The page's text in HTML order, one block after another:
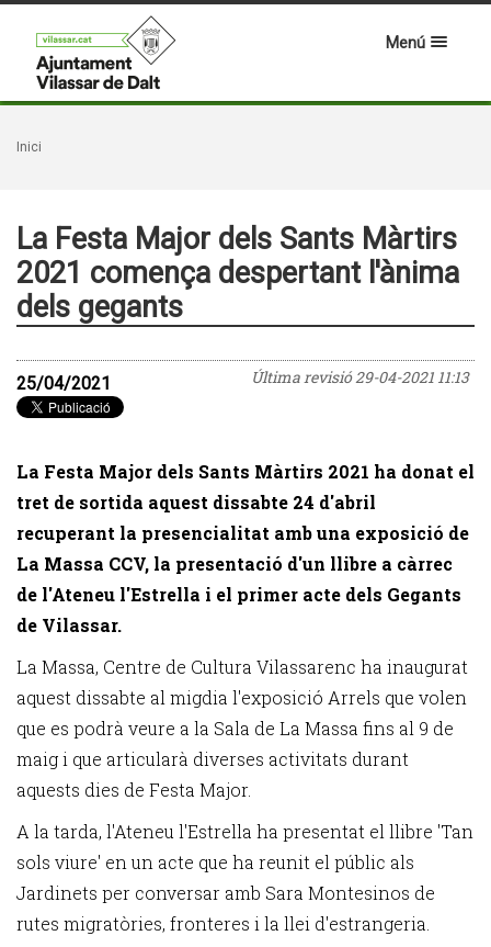
Menú
Inici
La Festa Major dels Sants Màrtirs
2021 comença despertant l'ànima
dels gegants
Última revisió29-04-2021 11:13
25/04/2021
La Festa Major dels Sants Màrtirs 2021 ha donat el
tret de sortida aquest dissabte 24 d'abril
recuperant la presencialitat amb una exposició de
La Massa CCV, la presentació d'un llibre a càrrec
de l'Ateneu l'Estrella i el primer acte dels Gegants
de Vilassar.
La Massa, Centre de Cultura Vilassarenc ha inaugurat
aquest dissabte al migdia l'exposició Arrels que volen
que es podrà veure a la Sala de La Massa fins al 9 de
maig i que articularà diverses activitats durant
aquests dies de Festa Major.
A la tarda, l'Ateneu l'Estrella ha presentat el llibre 'Tan
sols viure' en un acte que ha reunit el públic als
Jardinets per conversar amb Sara Montesinos de
rutes migratòries, fronteres i la llei d'estrangeria.